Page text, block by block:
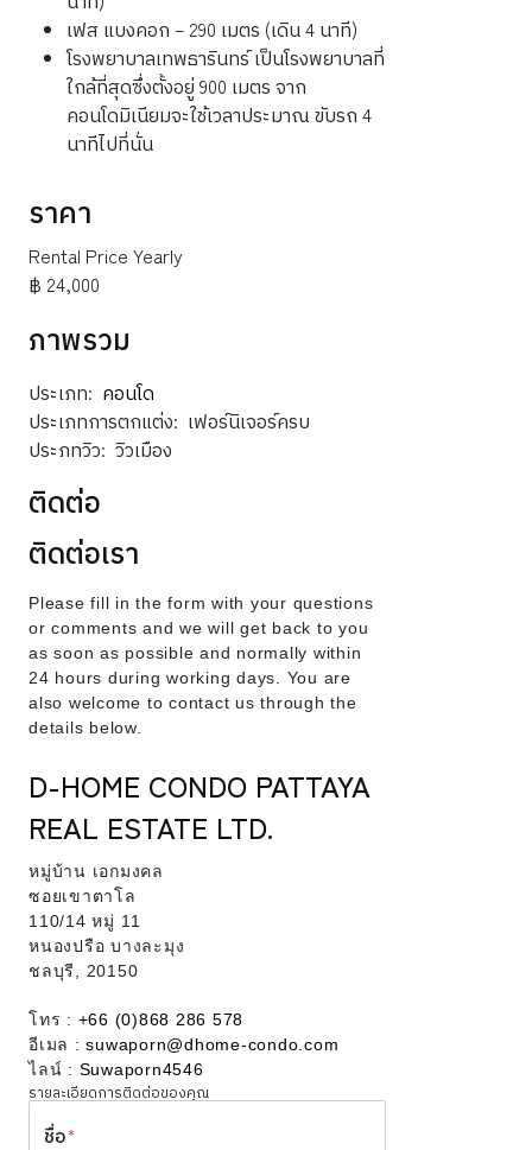
เฟส แบงคอก – 290 เมตร (เดิน 4 นาที)
โรงพยาบาลเทพธารินทร์ เป็นโรงพยาบาลที่
ใกล้ที่สุดซึ่งตั้งอยู่ 900 เมตร จาก
คอนโดมิเนียมจะใช้เวลาประมาณ ขับรถ 4
นาทีไปที่นั่น
ราคา
Rental Price Yearly
฿ 24,000
ภาพรวม
ประเภท: คอนโด
ประเภทการตกแต่ง: เฟอร์นิเจอร์ครบ
ประภทวิว: วิวเมือง
ติดต่อ
ติดต่อเรา
Please fill in the form with your questions
or comments and we will get back to you
as soon as possible and normally within
24 hours during working days. You are
also welcome to contact us through the
details below.
D-HOME CONDO PATTAYA
REAL ESTATE LTD.
หมู่บ้าน เอกมงคล
ซอยเขาตาโล
110/14 หมู่ 11
หนองปรือ บางละมุง
ชลบุรี, 20150
โทร : +66 (0)868 286 578
อีเมล :suwaporn@dhome-condo.com
ไลน์ : Suwaporn4546
รายละเอียดการติดต่อของคุณ
ชื่อ*